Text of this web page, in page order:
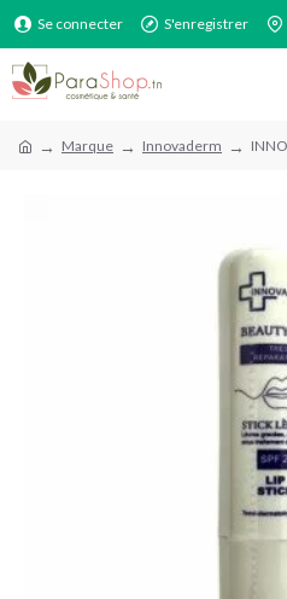
Se connecter S'enregistrer
Marque Innovaderm